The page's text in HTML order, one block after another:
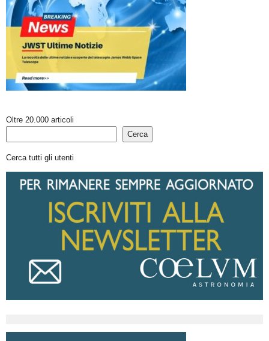
Oltre 20.000 articoli
Cerca
Cerca tutti gli utenti